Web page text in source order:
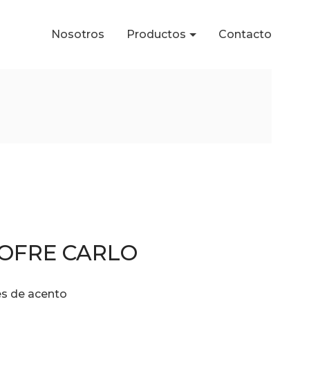
Nosotros Productos Contacto
CARLO
de acento